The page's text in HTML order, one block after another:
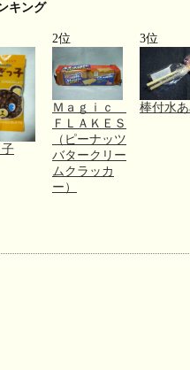
キング
2位
Ｍａｇｉｃ
ＦＬＡＫＥＳ
（ピーナッツ
バタークリー
ムクラッカ
ー）
3位
棒付水